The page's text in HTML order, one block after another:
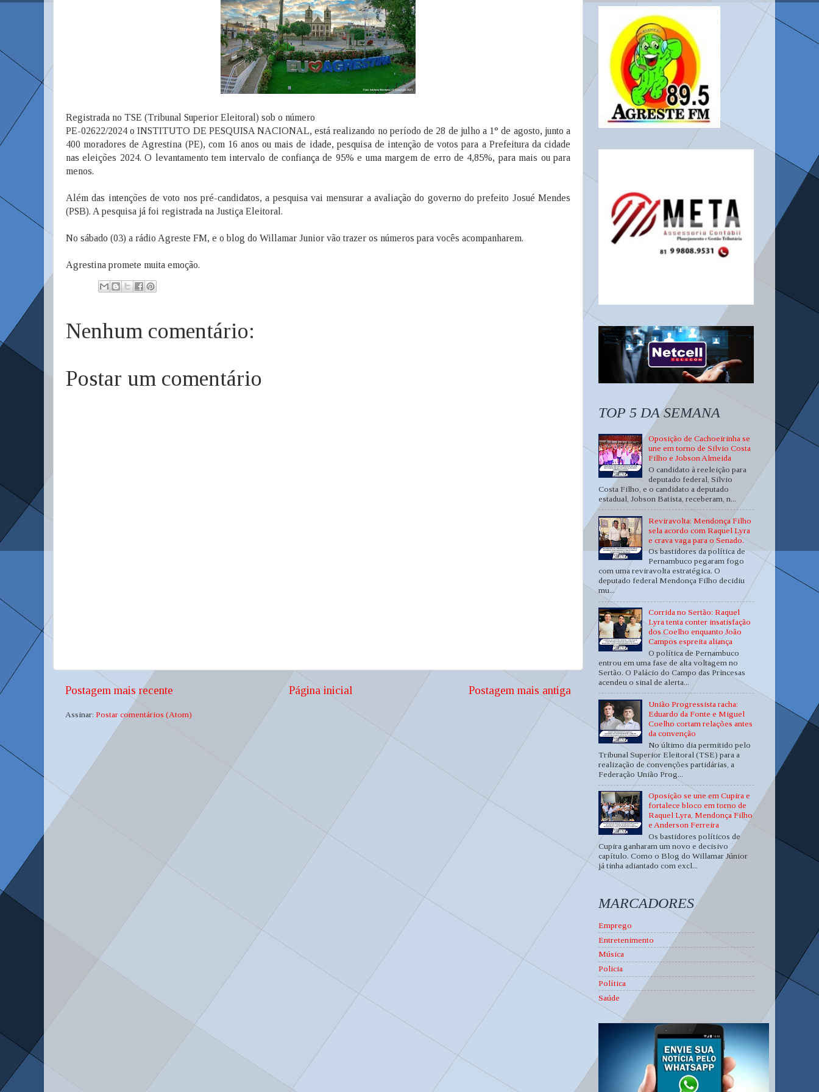
Registrada no TSE (Tribunal Superior Eleitoral) sob o número
PE-02622/2024 o INSTITUTO DE PESQUISA NACIONAL, está realizando no período de 28 de julho a 1° de agosto, junto a
400 moradores de Agrestina (PE), com 16 anos ou mais de idade, pesquisa de intenção de votos para a Prefeitura da cidade
nas eleições 2024. O levantamento tem intervalo de confiança de 95% e uma margem de erro de 4,85%, para mais ou para
menos.
Além das intenções de voto nos pré-candidatos, a pesquisa vai mensurar a avaliação do governo do prefeito Josué Mendes
(PSB). A pesquisa já foi registrada na Justiça Eleitoral.
No sábado (03) a rádio Agreste FM, e o blog do Willamar Junior vão trazer os números para vocês acompanharem.
Agrestina promete muita emoção.
Nenhum comentário:
Postar um comentário
Postagem mais recente Postagem mais antiga
Página inicial
Assinar: Postar comentários (Atom)
TOP 5 DA SEMANA
Oposição de Cachoeirinha se
une em torno de Silvio Costa
Filho e Jobson Almeida
O candidato à reeleição para
deputado federal, Silvio
Costa Filho, e o candidato a deputado
estadual, Jobson Batista, receberam, n...
Reviravolta: Mendonça Filho
sela acordo com Raquel Lyra
e crava vaga para o Senado.
Os bastidores da política de
Pernambuco pegaram fogo
com uma reviravolta estratégica. O
deputado federal Mendonça Filho decidiu
mu...
Corrida no Sertão: Raquel
Lyra tenta conter insatisfação
dos Coelho enquanto João
Campos espreita aliança
O política de Pernambuco
entrou em uma fase de alta voltagem no
Sertão. O Palácio do Campo das Princesas
acendeu o sinal de alerta...
União Progressista racha:
Eduardo da Fonte e Miguel
Coelho cortam relações antes
da convenção
No último dia permitido pelo
Tribunal Superior Eleitoral (TSE) para a
realização de convenções partidárias, a
Federação União Prog...
Oposição se une em Cupira e
fortalece bloco em torno de
Raquel Lyra, Mendonça Filho
e Anderson Ferreira
Os bastidores políticos de
Cupira ganharam um novo e decisivo
capítulo. Como o Blog do Willamar Júnior
já tinha adiantado com excl...
MARCADORES
Emprego
Entretenimento
Música
Policia
Política
Saúde